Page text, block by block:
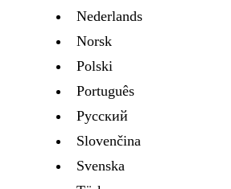
Nederlands
Norsk
Polski
Português
Русский
Slovenčina
Svenska